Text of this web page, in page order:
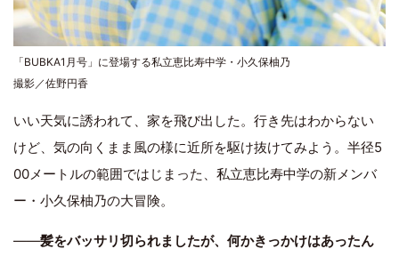
「BUBKA1月号」に登場する私立恵比寿中学・小久保柚乃
撮影／佐野円香
いい天気に誘われて、家を飛び出した。行き先はわからない
けど、気の向くまま風の様に近所を駆け抜けてみよう。半径5
00メートルの範囲ではじまった、私立恵比寿中学の新メンバ
ー・小久保柚乃の大冒険。
――髪をバッサリ切られましたが、何かきっかけはあったん